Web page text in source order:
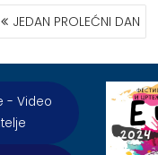
JEDAN PROLEĆNI DAN
- Video